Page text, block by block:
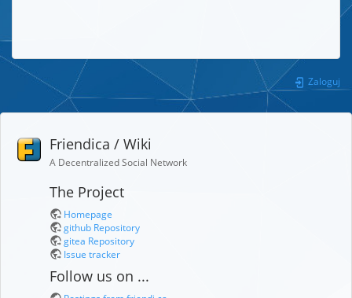
Zaloguj
Friendica / Wiki
A Decentralized Social Network
The Project
Homepage
github Repository
gitea Repository
Issue tracker
Follow us on ...